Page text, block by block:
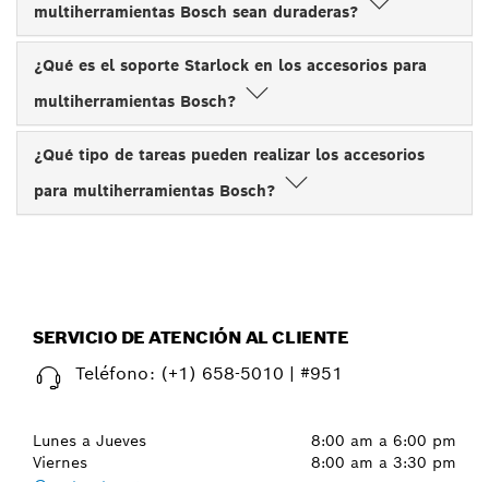
multiherramientas Bosch sean duraderas?
¿Qué es el soporte Starlock en los accesorios para
multiherramientas Bosch?
¿Qué tipo de tareas pueden realizar los accesorios
para multiherramientas Bosch?
SERVICIO DE ATENCIÓN AL CLIENTE
Teléfono: (+1) 658-5010 | #951
Lunes a Jueves
Viernes
8:00 am a 6:00 pm
8:00 am a 3:30 pm